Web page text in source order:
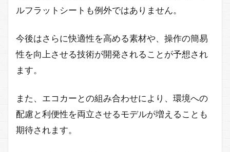
ルフラットシートも例外ではありません。
今後はさらに快適性を高める素材や、操作の簡易
性を向上させる技術が開発されることが予想され
ます。
また、エコカーとの組み合わせにより、環境への
配慮と利便性を両立させるモデルが増えることも
期待されます。